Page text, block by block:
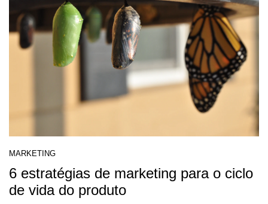
MARKETING
6 estratégias de marketing para o ciclo
de vida do produto